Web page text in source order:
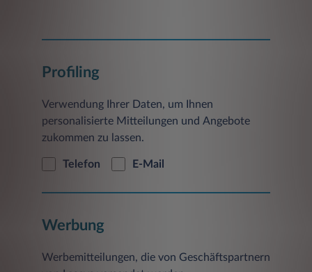
Profiling
Verwendung Ihrer Daten, um Ihnen
personalisierte Mitteilungen und Angebote
zukommen zu lassen.
Telefon E-Mail
Werbung
Werbemitteilungen, die von Geschäftspartnern